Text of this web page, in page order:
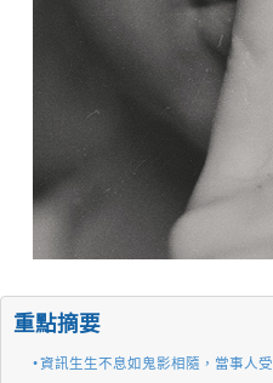
重點摘要
資訊生生不息如鬼影相隨，當事人